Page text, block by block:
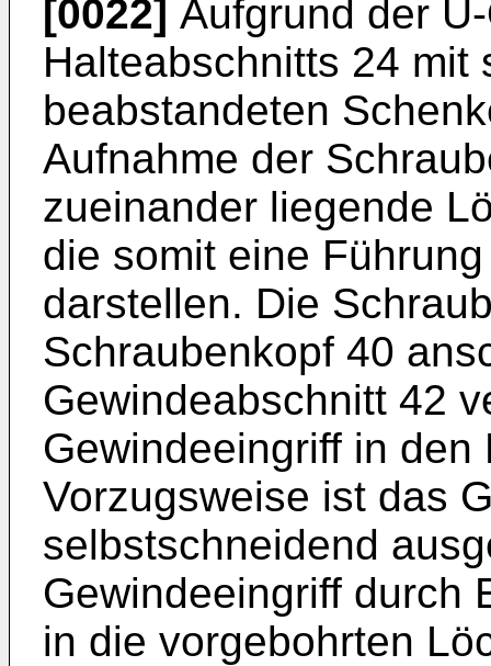
[0022] Aufgrund der
Halteabschnitts 24 mit
beabstandeten
Aufnahme der
zueinander liegende
die somit eine
darstellen. Die
Schraubenkopf 40
Gewindeabschnitt 42
Gewindeeingriff in
Vorzugsweise ist das
selbstschneidend
Gewindeeingriff durch
in die vorgebohrten